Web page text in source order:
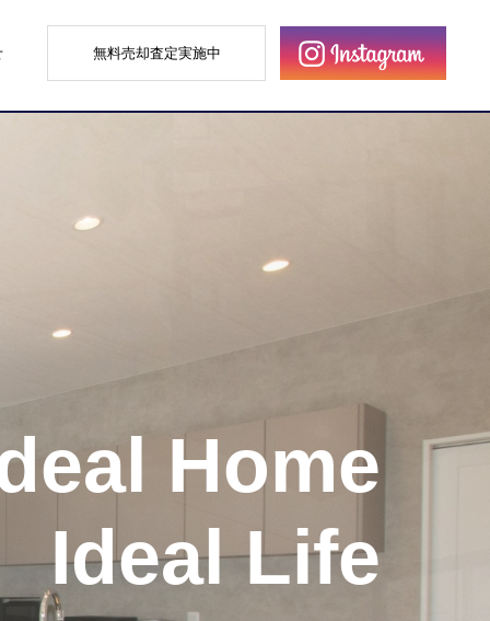
無料売却査定実施中
Home
Ideal Life